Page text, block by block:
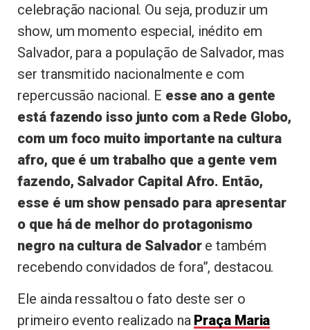
celebração nacional. Ou seja, produzir um
show, um momento especial, inédito em
Salvador, para a população de Salvador, mas
ser transmitido nacionalmente e com
repercussão nacional. E esse ano a gente
está fazendo isso junto com a Rede Globo,
com um foco muito importante na cultura
afro, que é um trabalho que a gente vem
fazendo, Salvador Capital Afro. Então,
esse é um show pensado para apresentar
o que há de melhor do protagonismo
negro na cultura de Salvadore também
recebendo convidados de fora”, destacou.
Ele ainda ressaltou o fato deste ser o
primeiro evento realizado na Praça Maria